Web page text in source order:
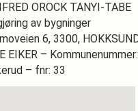
OROCK TANYI-TABE
av bygninger
6, 3300,
EIKER –
– fnr: 33